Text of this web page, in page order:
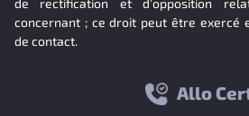
de rectification et d’opposition
concernant ; ce droit peut être exercé
de contact.
Allo